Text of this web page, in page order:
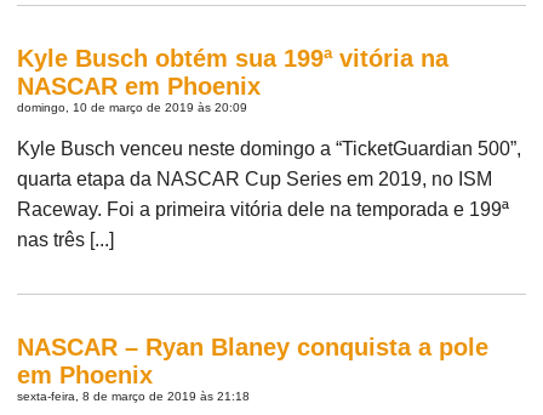
Kyle Busch obtém sua 199ª vitória na
NASCAR em Phoenix
domingo, 10 de março de 2019 às 20:09
Kyle Busch venceu neste domingo a “TicketGuardian 500”,
quarta etapa da NASCAR Cup Series em 2019, no ISM
Raceway. Foi a primeira vitória dele na temporada e 199ª
nas três [...]
NASCAR – Ryan Blaney conquista a pole
em Phoenix
sexta-feira, 8 de março de 2019 às 21:18